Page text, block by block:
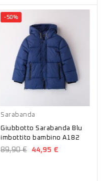
-50%
Sarabanda
Giubbotto Sarabanda Blu
imbottito bambino A182
89,90 € 44,95 €